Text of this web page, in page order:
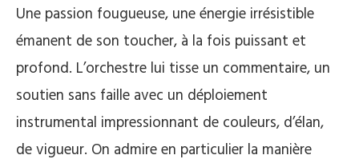
Une passion fougueuse, une énergie irrésistible
émanent de son toucher, à la fois puissant et
profond. L’orchestre lui tisse un commentaire, un
soutien sans faille avec un déploiement
instrumental impressionnant de couleurs, d’élan,
de vigueur. On admire en particulier la manière